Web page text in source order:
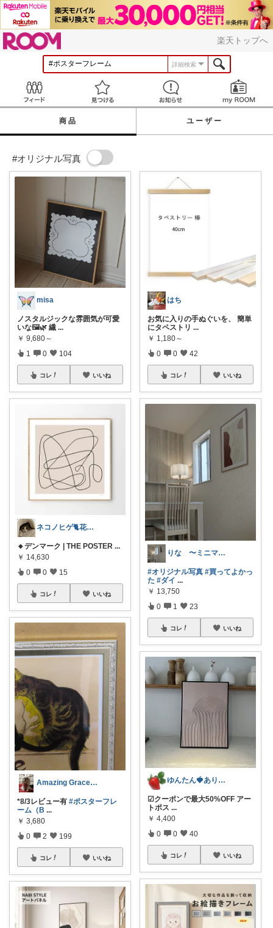
楽天トップへ
詳細検索
見つける お知らせ
商品 ユーザー
#オリジナル写真
misa
ノスタルジックな雰囲気が可愛
いな🖼️🌿 繊 ...
￥ 9,680～
1 0 104
コレ いいね
ネコノヒゲ🐈花好きオタクの庭🪴
🔸デンマーク | THE POSTER ...
￥ 14,630
0 0 15
コレ いいね
Amazing Graceマラソン半休
*8/3レビュー有 #ポスターフレ
ーム（B ...
￥ 3,680
0 2 199
コレ いいね
はち
お気に入りの手ぬぐいを、 簡単
にタペストリ ...
￥ 1,180～
0 0 42
コレ いいね
りな 〜ミニマムで心地よい暮らし〜
#オリジナル写真 #買ってよかっ
た #ダイ ...
￥ 13,750
0 1 23
コレ いいね
ゆんたん🍓ありがとう(୨୧•͈ᴗ•͈)
☑︎クーポンで最大50%OFF アー
トポス ...
￥ 4,400
0 0 40
コレ いいね